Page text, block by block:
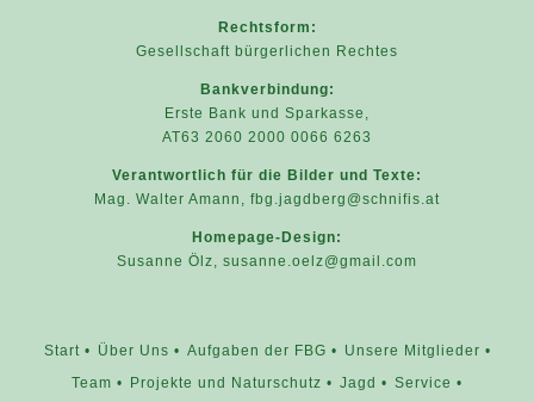
Rechtsform:
Gesellschaft bürgerlichen Rechtes
Bankverbindung:
Erste Bank und Sparkasse,
AT63 2060 2000 0066 6263
Verantwortlich für die Bilder und Texte:
Mag. Walter Amann, fbg.jagdberg@schnifis.at
Homepage-Design:
Susanne Ölz, susanne.oelz@gmail.com
Start Über Uns Aufgaben der FBG
Unsere Mitglieder
Team
Projekte und Naturschutz Jagd Service